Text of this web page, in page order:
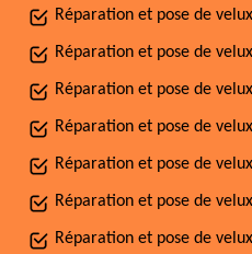
Réparation et pose de
Réparation et pose de
Réparation et pose de
Réparation et pose de
Réparation et pose de
Réparation et pose de
Réparation et pose de